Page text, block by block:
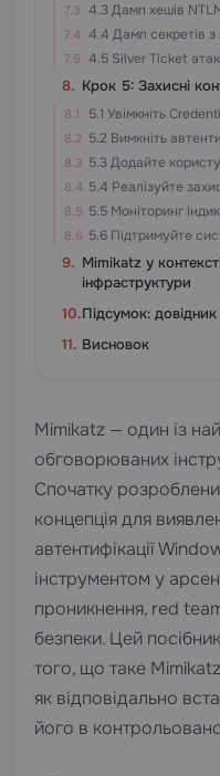
4.3 Дамп хешів
4.4 Дамп секретів з
4.5 Silver Ticket
Крок 5: Захисні
5.1 Увімкніть
5.2 Вимкніть
5.3 Додайте
5.4 Реалізуйте
5.5 Моніторинг
5.6 Підтримуйте
Mimikatz у
інфраструктури
Підсумок:
Висновок
Mimikatz — один із
обговорюваних
Спочатку
концепція для
автентифікації
інструментом у
проникнення, red
безпеки. Цей
того, що таке
як відповідально
його в